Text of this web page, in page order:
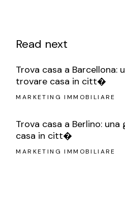
Read next
Trova casa a Barcellona:
trovare casa in citt�
MARKETING IMMOBILIARE
Trova casa a Berlino:
casa in citt�
MARKETING IMMOBILIARE